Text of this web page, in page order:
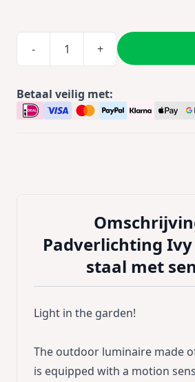
- +
Betaal veilig met:
Padverlichting
staal met
Light in the garden!
The outdoor luminaire made
is equipped with a motion